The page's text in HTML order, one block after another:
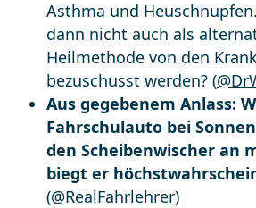
Asthma und
dann nicht auch als
Heilmethode von den
bezuschusst werden? (
Aus gegebenem Anlass:
Fahrschulauto bei
den Scheibenwischer an
biegt er
(@RealFahrlehrer)